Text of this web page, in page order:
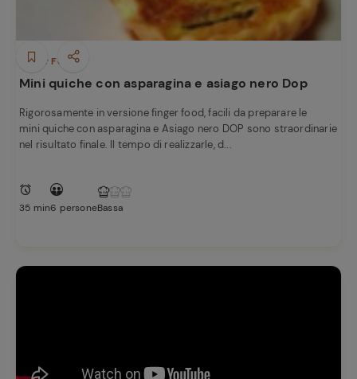
Finger Food
Mini quiche con asparagina e asiago nero Dop
Rigorosamente in versione finger food, facili da preparare le
mini quiche con asparagina e Asiago nero DOP sono straordinarie
nel risultato finale. Il tempo di realizzarle, d...
35 min6 personeBassa